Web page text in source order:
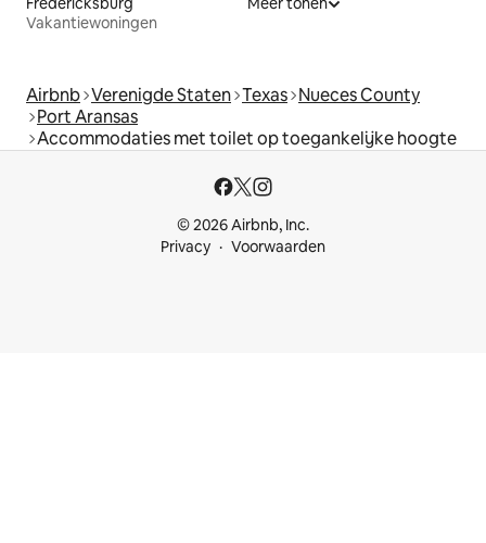
Vakantiewoningen
Airbnb Verenigde Staten Texas Nueces County
Port Aransas
Accommodaties met toilet op toegankelijke hoogte
© 2026 Airbnb, Inc.
Privacy
Voorwaarden